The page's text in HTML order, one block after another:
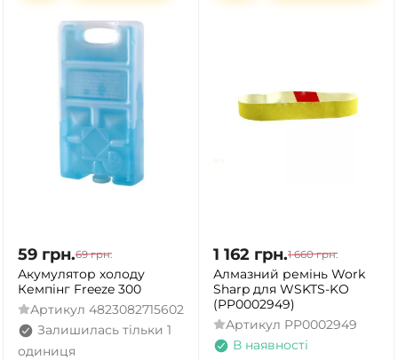
59 грн.69 грн.
Акумулятор холоду
Кемпінг Freeze 300
Артикул 4823082715602
Залишилась тільки 1
одиниця
1 162 грн.1 660 грн.
Алмазний ремінь Work
Sharp для WSKTS-KO
(PP0002949)
Артикул PP0002949
В наявності